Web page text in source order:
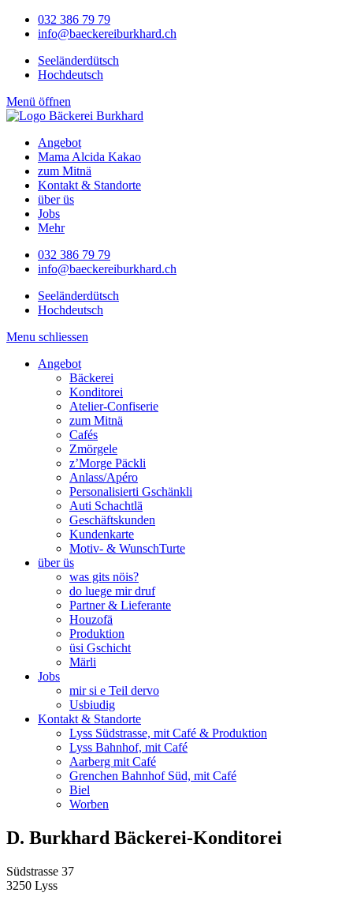
032 386 79 79
info@baeckereiburkhard.ch
Seeländerdütsch
Hochdeutsch
Menü öffnen
Angebot
Mama Alcida Kakao
zum Mitnä
Kontakt & Standorte
über üs
Jobs
Mehr
032 386 79 79
info@baeckereiburkhard.ch
Seeländerdütsch
Hochdeutsch
Menu schliessen
Angebot
Bäckerei
Konditorei
Atelier-Confiserie
zum Mitnä
Cafés
Zmörgele
z’Morge Päckli
Anlass/Apéro
Personalisierti Gschänkli
Auti Schachtlä
Geschäftskunden
Kundenkarte
Motiv- & WunschTurte
über üs
was gits nöis?
do luege mir druf
Partner & Lieferante
Houzofä
Produktion
üsi Gschicht
Märli
Jobs
mir si e Teil dervo
Usbiudig
Kontakt & Standorte
Lyss Südstrasse, mit Café & Produktion
Lyss Bahnhof, mit Café
Aarberg mit Café
Grenchen Bahnhof Süd, mit Café
Biel
Worben
D. Burkhard Bäckerei-Konditorei
Südstrasse 37
3250 Lyss